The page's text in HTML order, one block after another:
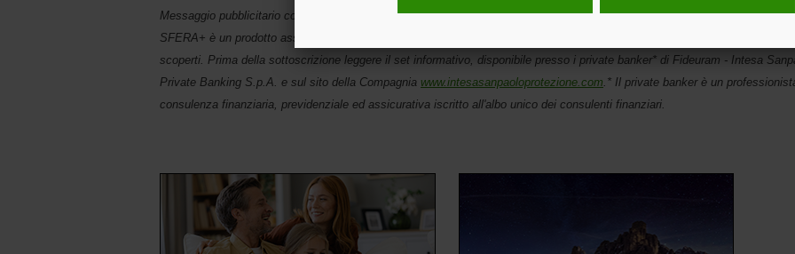
Messaggio pubblicitario con finalità promozionale.
SFERA+ è un prodotto assicurativo di Intesa Sanpaolo Protezione S.p.A., soggetto ad esclusioni, limitazioni, franchigie e
scoperti. Prima della sottoscrizione leggere il set informativo, disponibile presso i private banker* di Fideuram - Intesa
Private Banking S.p.A. e sul sito della Compagnia www.intesasanpaoloprotezione.com.* Il private banker è un
consulenza finanziaria, previdenziale ed assicurativa iscritto all'albo unico dei consulenti finanziari.